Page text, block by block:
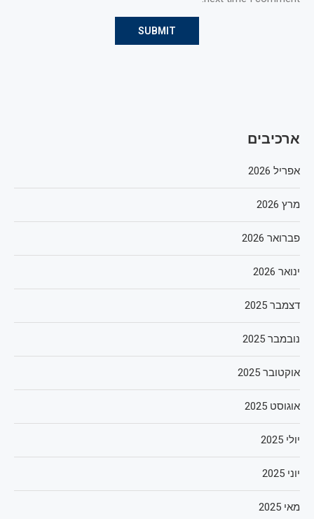
ארכיבים
אפריל 2026
מרץ 2026
פברואר 2026
ינואר 2026
דצמבר 2025
נובמבר 2025
אוקטובר 2025
אוגוסט 2025
יולי 2025
יוני 2025
מאי 2025